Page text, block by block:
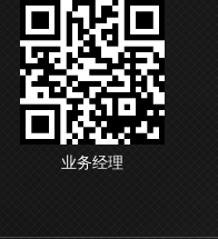
业务经理